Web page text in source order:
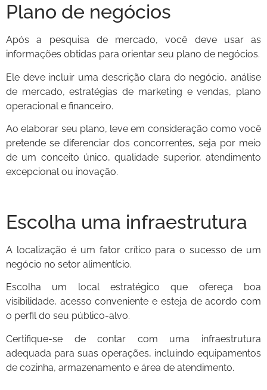
Plano de negócios
Após a pesquisa de mercado, você deve usar as
informações obtidas para orientar seu plano de negócios.
Ele deve incluir uma descrição clara do negócio, análise
de mercado, estratégias de marketing e vendas, plano
operacional e financeiro.
Ao elaborar seu plano, leve em consideração como você
pretende se diferenciar dos concorrentes, seja por meio
de um conceito único, qualidade superior, atendimento
excepcional ou inovação.
Escolha uma infraestrutura
A localização é um fator crítico para o sucesso de um
negócio no setor alimentício.
Escolha um local estratégico que ofereça boa
visibilidade, acesso conveniente e esteja de acordo com
o perfil do seu público-alvo.
Certifique-se de contar com uma infraestrutura
adequada para suas operações, incluindo equipamentos
de cozinha, armazenamento e área de atendimento.